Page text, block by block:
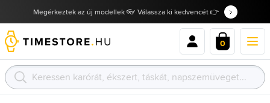
Megérkeztek az új modellek 👓 Válassza ki kedvencét 👉
0